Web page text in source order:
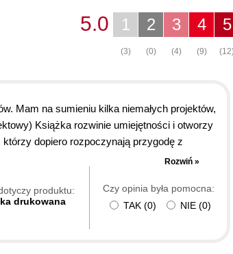
5
4
(9)
3
(4)
2
(0)
1
(3)
5.0
Mam na sumieniu kilka niemałych projektów,
Książka rozwinie umiejętności i otworzy
dopiero rozpoczynają przygodę z
tworzyć wielkie Projekty. Przez duże P. :)
Rozwiń »
produktu:
drukowana
Czy opinia była pomocna:
TAK (0) NIE (0)